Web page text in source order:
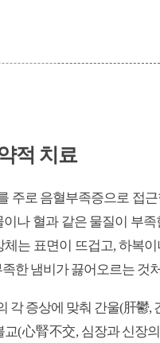
적 치료
주로 음혈부족증으로 접
나 혈과 같은 물질이 부
체는 표면이 뜨겁고, 하복
한 냄비가 끓어오르는 것
각 증상에 맞춰 간울(肝鬱,
교(心腎不交, 심장과 신장